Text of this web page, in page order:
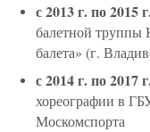
с 2013 г. по 2015
балетной
балета» (г.
с 2014 г. по 2017
хореографии в
Москомспорта